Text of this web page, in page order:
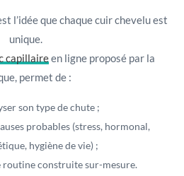
l’idée que chaque cuir chevelu est
unique.
capillaireen ligne proposé par la
permet de :
son type de chute ;
probables (stress, hormonal,
hygiène de vie) ;
routine construite sur-mesure.